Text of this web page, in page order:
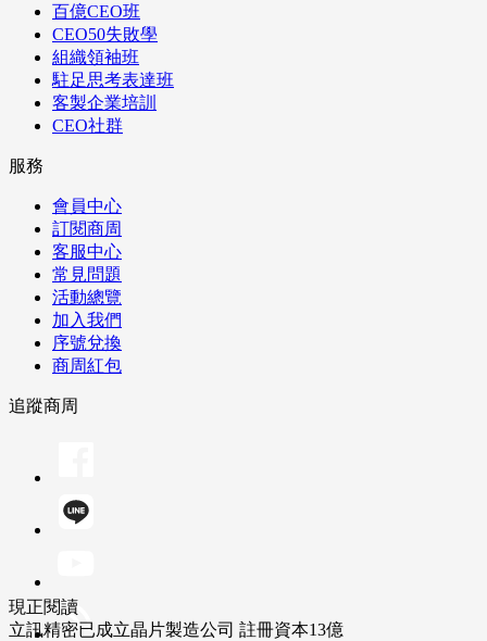
百億CEO班
CEO50失敗學
組織領袖班
駐足思考表達班
客製企業培訓
CEO社群
服務
會員中心
訂閱商周
客服中心
常見問題
活動總覽
加入我們
序號兌換
商周紅包
追蹤商周
現正閱讀
立訊精密已成立晶片製造公司 註冊資本13億